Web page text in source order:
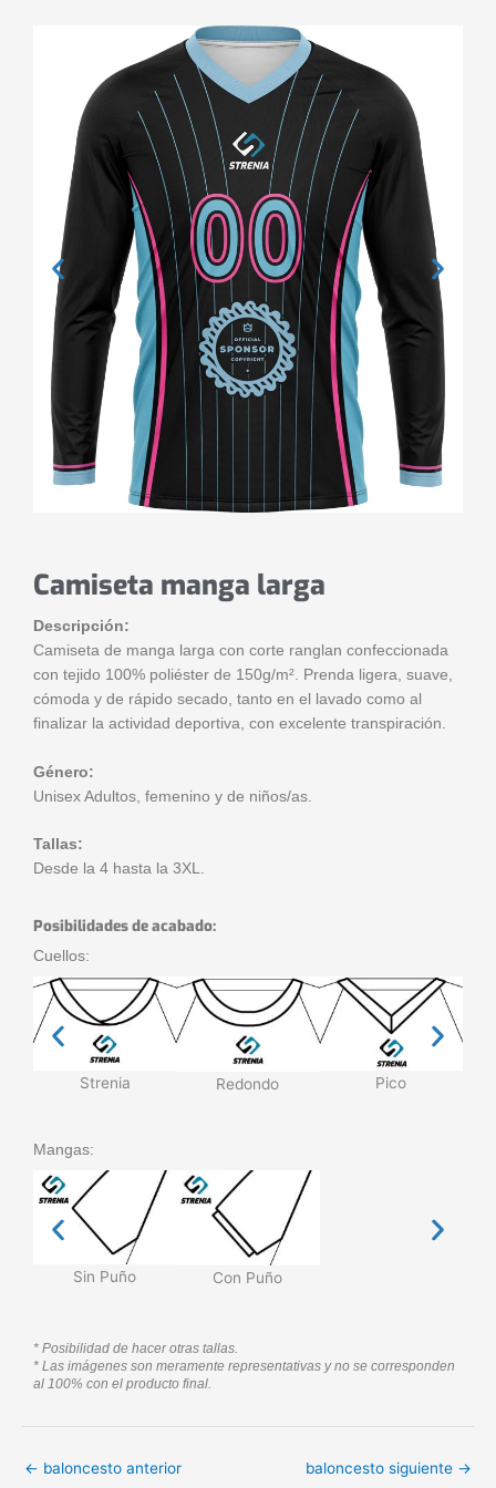
Camiseta manga larga
Descripción:
Camiseta de manga larga con corte ranglan confeccionada
con tejido 100% poliéster de 150g/m². Prenda ligera, suave,
cómoda y de rápido secado, tanto en el lavado como al
finalizar la actividad deportiva, con excelente transpiración.
Género:
Unisex Adultos, femenino y de niños/as.
Tallas:
Desde la 4 hasta la 3XL.
Posibilidades de acabado:
Cuellos:
Strenia Redondo Pico
Mangas:
Sin Puño Con Puño
* Posibilidad de hacer otras tallas.
* Las imágenes son meramente representativas y no se corresponden
al 100% con el producto final.
← baloncesto anterior baloncesto siguiente →